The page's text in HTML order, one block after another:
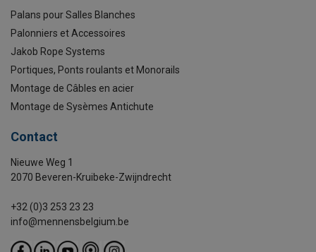
Palans pour Salles Blanches
Palonniers et Accessoires
Jakob Rope Systems
Portiques, Ponts roulants et Monorails
Montage de Câbles en acier
Montage de Sysèmes Antichute
Contact
Nieuwe Weg 1
2070 Beveren-Kruibeke-Zwijndrecht
+32 (0)3 253 23 23
info@mennensbelgium.be